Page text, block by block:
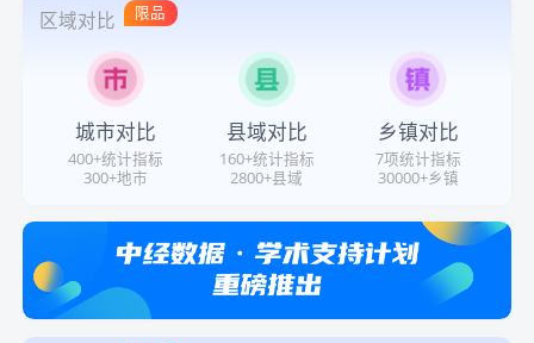
区域对比 限品
城市对比
400+统计指标
300+地市
县域对比
160+统计指标
2800+县域
乡镇对比
7项统计指标
30000+乡镇